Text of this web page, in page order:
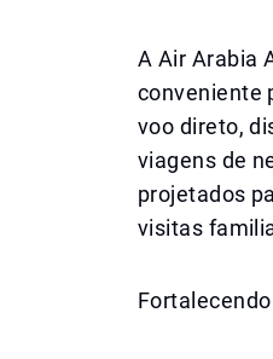
A Air Arabia
conveniente
voo direto,
viagens de
projetados
visitas